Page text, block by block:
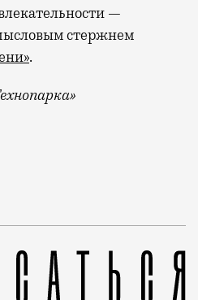
—
стержнем
.
редко выходят за